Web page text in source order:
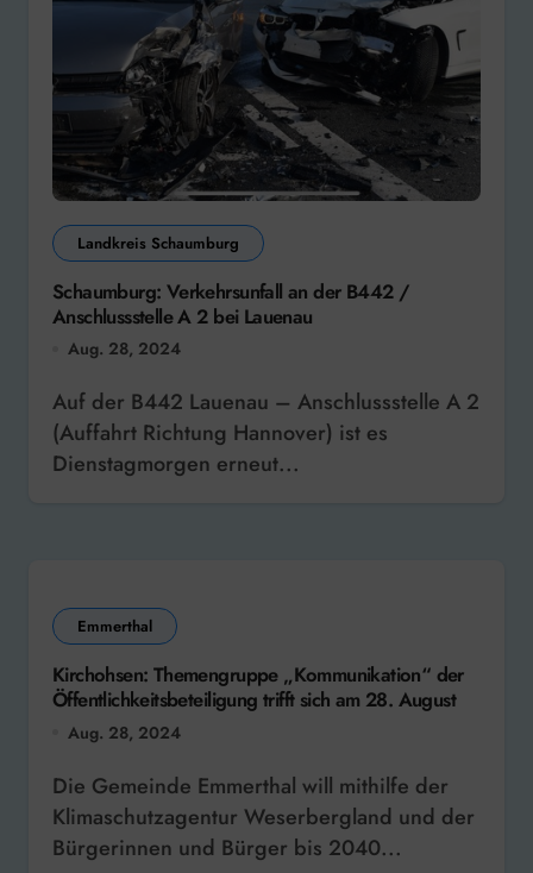
Landkreis Schaumburg
Schaumburg: Verkehrsunfall an der B442 /
Anschlussstelle A 2 bei Lauenau
Aug. 28, 2024
Auf der B442 Lauenau – Anschlussstelle A 2
(Auffahrt Richtung Hannover) ist es
Dienstagmorgen erneut...
Emmerthal
Kirchohsen: Themengruppe „Kommunikation“ der
Öffentlichkeitsbeteiligung trifft sich am 28. August
Aug. 28, 2024
Die Gemeinde Emmerthal will mithilfe der
Klimaschutzagentur Weserbergland und der
Bürgerinnen und Bürger bis 2040...